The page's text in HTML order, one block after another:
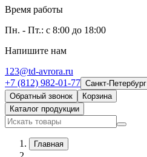
Время работы
Пн. - Пт.: с 8:00 до 18:00
Напишите нам
123@td-avrora.ru
+7 (812) 982-01-77 Санкт-Петербург
Обратный звонок
Корзина
Каталог продукции
Главная